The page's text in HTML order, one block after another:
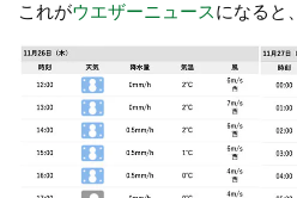
これがウエザーニュースになると、